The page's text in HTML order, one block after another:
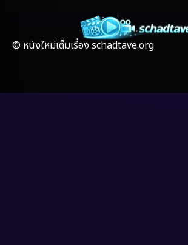
Gothic
© หนังใหม่เต็มเรื่อง schadtave.org